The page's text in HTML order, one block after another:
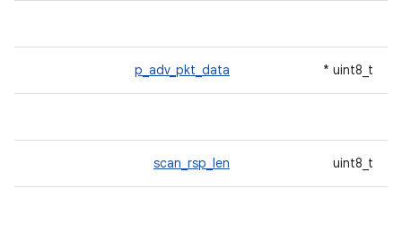
uint8_t *
p_adv_pkt_data
uint8_t
scan_rsp_len